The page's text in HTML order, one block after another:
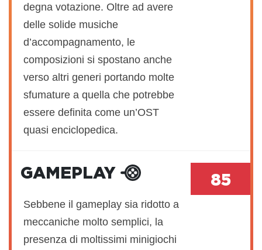
degna votazione. Oltre ad avere
delle solide musiche
d’accompagnamento, le
composizioni si spostano anche
verso altri generi portando molte
sfumature a quella che potrebbe
essere definita come un’OST
quasi enciclopedica.
GAMEPLAY
Sebbene il gameplay sia ridotto a
meccaniche molto semplici, la
presenza di moltissimi minigiochi
85